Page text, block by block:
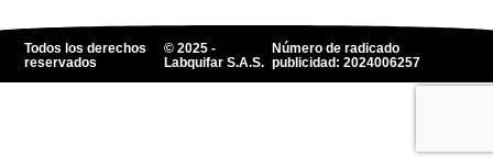
Todos los derechos
reservados
© 2025 -
Labquifar S.A.S.
Número de radicado
publicidad: 2024006257